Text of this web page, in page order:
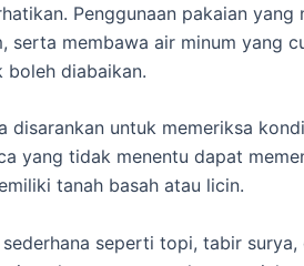
Penggunaan pakaian yang
serta membawa air minum yang
boleh diabaikan.
disarankan untuk memeriksa
yang tidak menentu dapat
tanah basah atau licin.
seperti topi, tabir surya,